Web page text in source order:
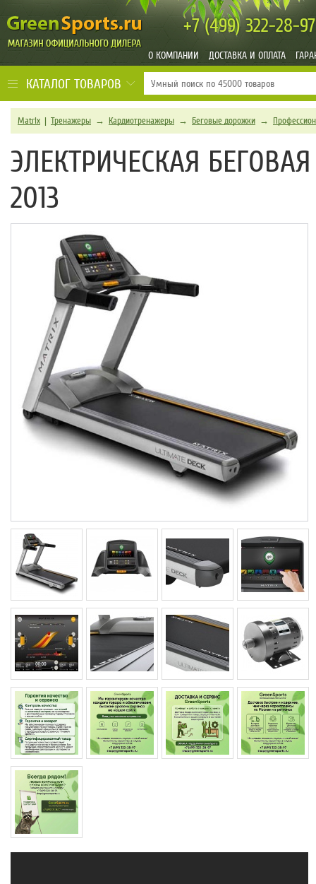
+7 (499)322-28-97
О КОМПАНИИ ДОСТАВКА И ОПЛАТА
КАТАЛОГ ТОВАРОВ
Matrix | Тренажеры → Кардиотренажеры → Беговые дорожки →
ЭЛЕКТРИЧЕСКАЯ БЕГОВАЯ
2013